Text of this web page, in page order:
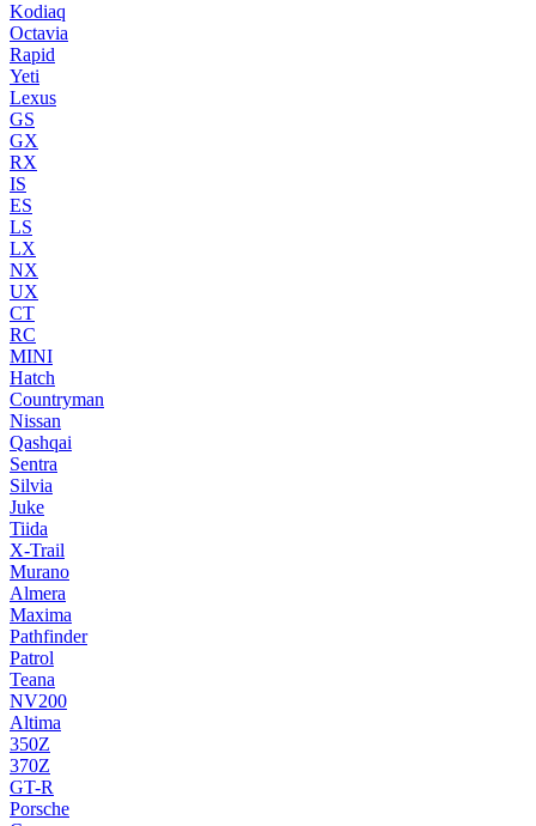
Kodiaq
Octavia
Rapid
Yeti
Lexus
GS
GX
RX
IS
ES
LS
LX
NX
UX
CT
RC
MINI
Hatch
Countryman
Nissan
Qashqai
Sentra
Silvia
Juke
Tiida
X-Trail
Murano
Almera
Maxima
Pathfinder
Patrol
Teana
NV200
Altima
350Z
370Z
GT-R
Porsche